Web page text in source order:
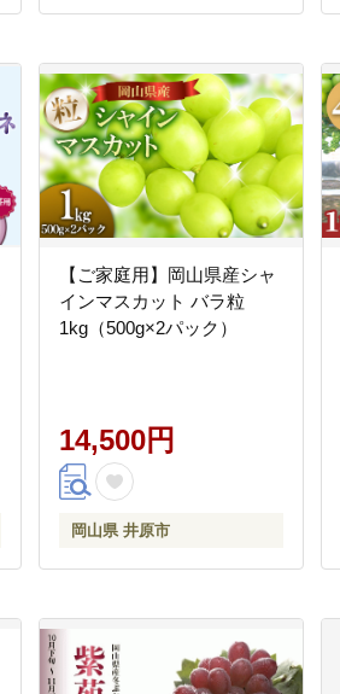
【ご家庭用】岡山県産シャ
インマスカット バラ粒
1kg（500g×2パック）
14,500円
岡山県 井原市